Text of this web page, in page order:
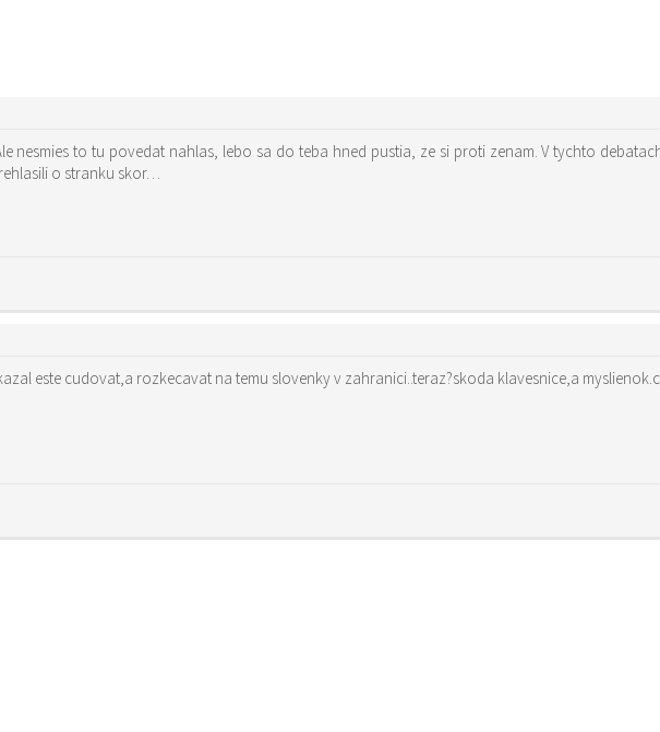
nesmies to tu povedat nahlas, lebo sa do teba hned pustia, ze si proti zenam. V tychto
o stranku skor…
mozno pred 10-15 rokmi by som sa dokazal este cudovat,a rozkecavat na temu slovenky v zahranici..teraz?skoda